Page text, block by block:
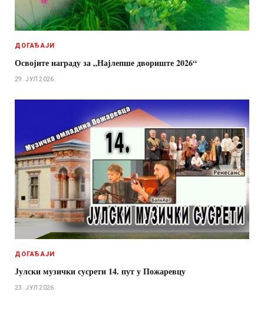
ДОГАЂАЈИ
Освојите награду за „Најлепше двориште 2026“
29. ЈУЛ 2026.
ДОГАЂАЈИ
Јулски музички сусрети 14. пут у Пожаревцу
23. ЈУЛ 2026.